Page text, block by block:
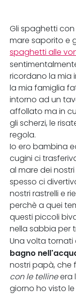
Gli spaghetti
mare saporito e
spaghetti alle
ricordano la mia
la mia famiglia
intorno ad un
affollato ma in
gli scherzi, le
regola.
Io ero bambina
cugini ci
al mare dei
spesso ci
nostri rastrelli e
perchè a quei
questi piccoli
nella sabbia per
Una volta
bagno
nostri papà, che
con le tellineera
giorno ho visto